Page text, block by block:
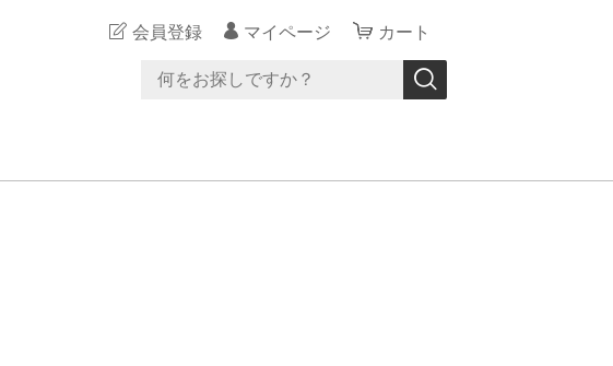
会員登録 マイページ カート